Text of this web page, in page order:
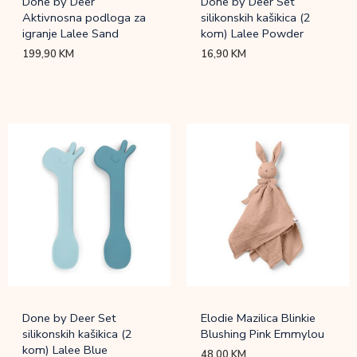
Aktivnosna podloga za
igranje Lalee Sand
199,90KM
silikonskih kašikica (2
kom) Lalee Powder
16,90KM
Done by Deer Set
silikonskih kašikica (2
kom) Lalee Blue
Elodie Mazilica Blinkie
Blushing Pink Emmylou